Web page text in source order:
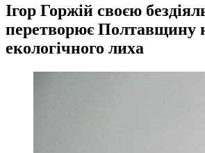
Ігор Горжій своєю
перетворює Полтавщину
екологічного лиха